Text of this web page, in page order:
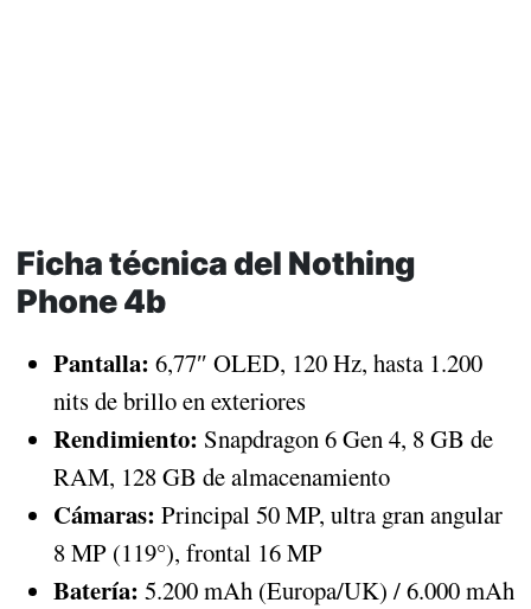
Ficha técnica del Nothing
Phone 4b
Pantalla: 6,77″ OLED, 120 Hz, hasta 1.200
nits de brillo en exteriores
Rendimiento: Snapdragon 6 Gen 4, 8 GB de
RAM, 128 GB de almacenamiento
Cámaras: Principal 50 MP, ultra gran angular
8 MP (119°), frontal 16 MP
Batería: 5.200 mAh (Europa/UK) / 6.000 mAh